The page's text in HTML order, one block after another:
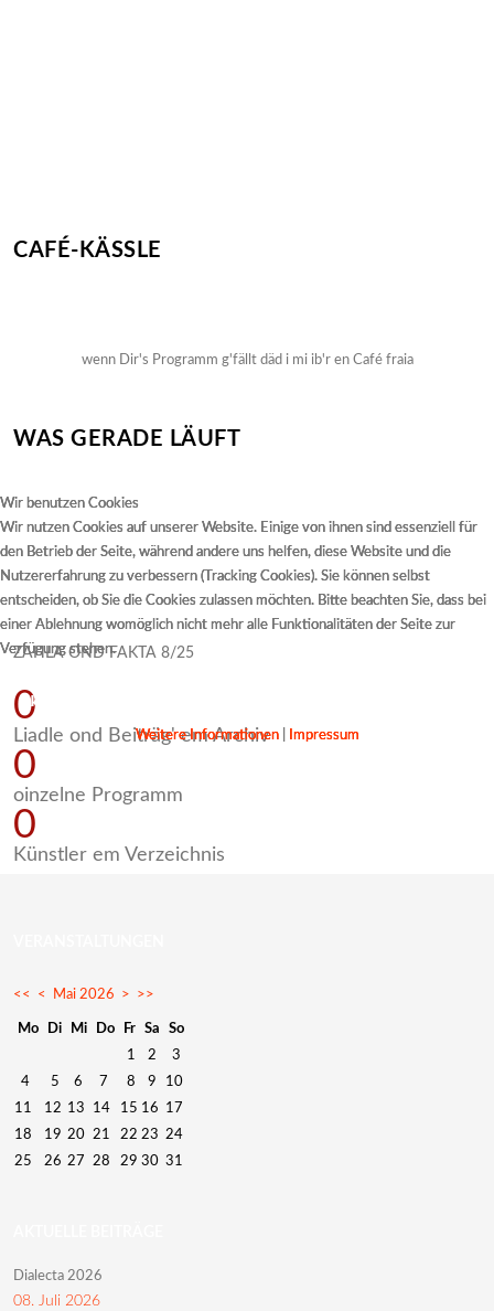
Wir benutzen Cookies
Wir nutzen Cookies auf unserer Website. Einige von ihnen sind essenziell für
den Betrieb der Seite, während andere uns helfen, diese Website und die
Nutzererfahrung zu verbessern (Tracking Cookies). Sie können selbst
entscheiden, ob Sie die Cookies zulassen möchten. Bitte beachten Sie, dass bei
einer Ablehnung womöglich nicht mehr alle Funktionalitäten der Seite zur
Verfügung stehen.
Akzeptieren
Weitere Informationen| Impressum
CAFÉ-KÄSSLE
wenn Dir's Programm g'fällt däd i mi ib'r en Café fraia
WAS GERADE LÄUFT
Wir benutzen Cookies
Wir nutzen Cookies auf unserer Website. Einige von ihnen sind essenziell für
den Betrieb der Seite, während andere uns helfen, diese Website und die
Nutzererfahrung zu verbessern (Tracking Cookies). Sie können selbst
entscheiden, ob Sie die Cookies zulassen möchten. Bitte beachten Sie, dass bei
einer Ablehnung womöglich nicht mehr alle Funktionalitäten der Seite zur
Verfügung stehen.
Akzeptieren
Weitere Informationen| Impressum
ZAHLA OND FAKTA 8/25
0
Liadle ond Beiträg' em Archiv
0
oinzelne Programm
0
Künstler em Verzeichnis
<< < Mai 2026 > >>
Mo Di Mi Do Fr Sa
So
1
2
3
4
5 6 7 8 9
10
11
12 13 14 15 16
17
18
19 20 21 22 23 24
25
26 27 28 29 30 31
Dialecta 2026
08. Juli 2026
Wir benutzen Cookies
Wir nutzen Cookies auf unserer Website. Einige von ihnen sind essenziell für
den Betrieb der Seite, während andere uns helfen, diese Website und die
Nutzererfahrung zu verbessern (Tracking Cookies). Sie können selbst
entscheiden, ob Sie die Cookies zulassen möchten. Bitte beachten Sie, dass bei
einer Ablehnung womöglich nicht mehr alle Funktionalitäten der Seite zur
Verfügung stehen.
Akzeptieren
Weitere Informationen| Impressum